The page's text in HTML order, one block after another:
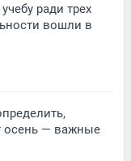
ради трех
вошли в
осень — важные